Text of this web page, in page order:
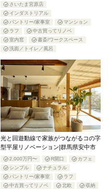
さいたま宮原店
インダストリアル
パントリー/家事室
マンション
ラフ
中古買ってリノベ
室内窓
書斎/ワークスペース
洗面／トイレ／風呂
光と回遊動線で家族がつながるコの字
型平屋リノベーション|群馬県安中市
2,000万円〜 R開口
カフェ
シンプル
ナチュラル
パントリー/家事室
ラフ
中古買ってリノベ
北欧
収納